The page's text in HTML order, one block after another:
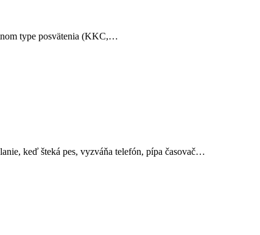
type posvätenia (KKC,…
keď šteká pes, vyzváňa telefón, pípa časovač…